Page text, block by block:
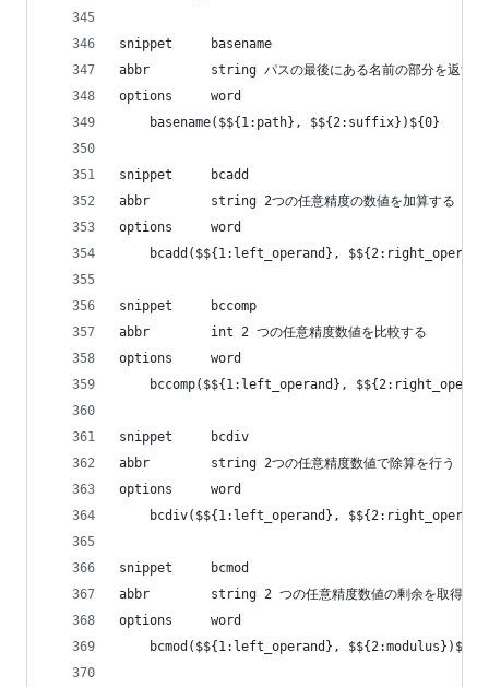
snippet     basename
abbr        string パスの最後にある名前の部分を返す
options     word
    basename($${1:path}, $${2:suffix})${0}
snippet     bcadd
abbr        string 2つの任意精度の数値を加算する
options     word
bcadd($${1:left_operand},
snippet     bccomp
abbr        int 2 つの任意精度数値を比較する
options     word
bccomp($${1:left_operand},
snippet     bcdiv
abbr        string 2つの任意精度数値で除算を行う
options     word
bcdiv($${1:left_operand},
snippet     bcmod
abbr        string 2 つの任意精度数値の剰余を取得する
options     word
    bcmod($${1:left_operand}, $${2:modulus})${0}